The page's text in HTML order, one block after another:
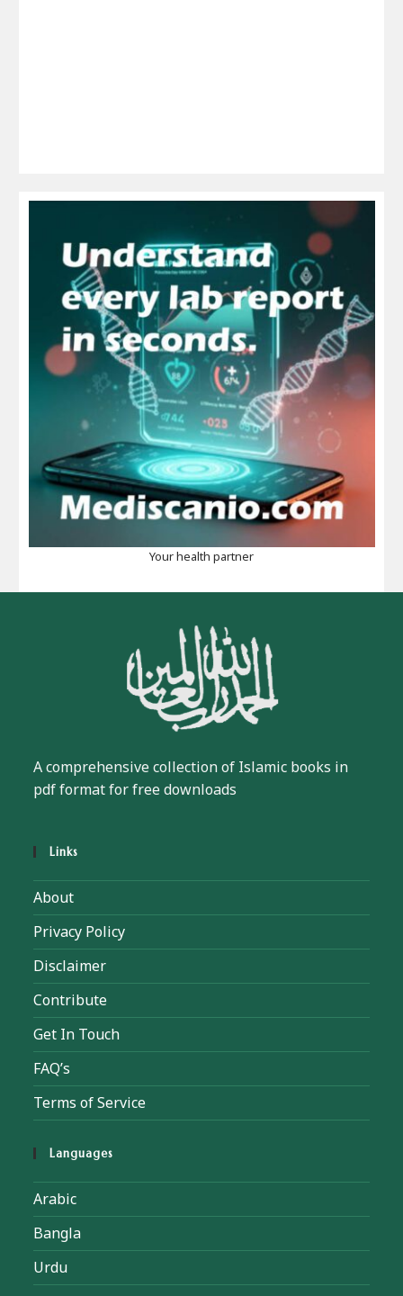
Your health partner
A comprehensive collection of Islamic books in
pdf format for free downloads
Links
About
Privacy Policy
Disclaimer
Contribute
Get In Touch
FAQ’s
Terms of Service
Languages
Arabic
Bangla
Urdu